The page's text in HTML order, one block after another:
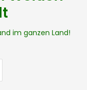
im ganzen Land!